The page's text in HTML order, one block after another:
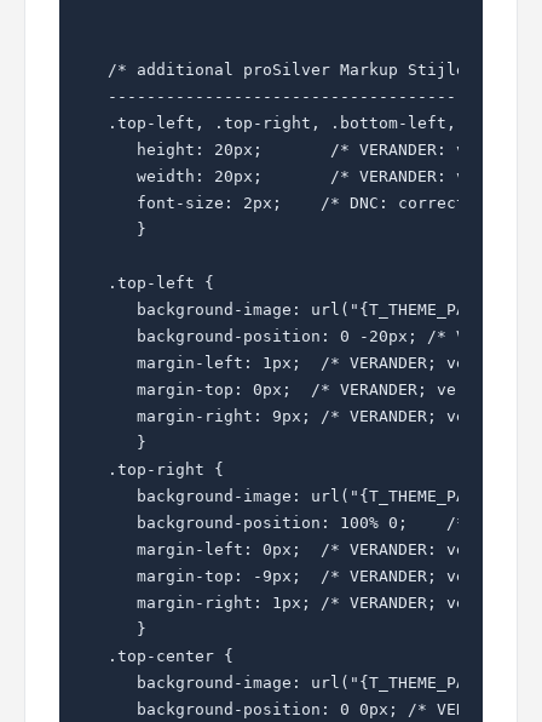
/* additional proSilver Markup Stijlen buiten
.top-left, .top-right, .bottom-left,
height: 20px;       /* VERANDER: vervang
weidth: 20px;       /* VERANDER: vervang
font-size: 2px;    /* DNC: correctie IE
   }
.top-left {
background-image: url("{T_THEME_PATH}/
background-position: 0 -20px; /*
margin-left: 1px;  /* VERANDER; vervang
margin-top: 0px;  /* VERANDER; vervang
margin-right: 9px; /* VERANDER; vervang
   }
.top-right {
background-image: url("{T_THEME_PATH}/
background-position: 100% 0;    /* DNC:
margin-left: 0px;  /* VERANDER: vervang
margin-top: -9px;  /* VERANDER; vervang
margin-right: 1px; /* VERANDER; vervang
   }
.top-center {
background-image: url("{T_THEME_PATH}/
background-position: 0 0px; /* VERANDER: